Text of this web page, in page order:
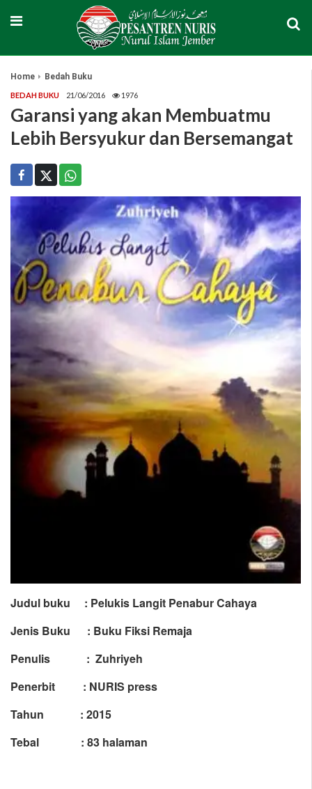
Home Bedah Buku
BEDAH BUKU 21/06/2016 1976
Garansi yang akan Membuatmu
Lebih Bersyukur dan Bersemangat
Judul buku : Pelukis Langit Penabur Cahaya
Jenis Buku : Buku Fiksi Remaja
Penulis : Zuhriyeh
Penerbit : NURIS press
Tahun : 2015
Tebal : 83 halaman